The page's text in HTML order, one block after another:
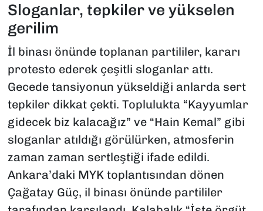
Sloganlar, tepkiler ve yükselen
gerilim
İl binası önünde toplanan partililer, kararı
protesto ederek çeşitli sloganlar attı.
Gecede tansiyonun yükseldiği anlarda sert
tepkiler dikkat çekti. Toplulukta “Kayyumlar
gidecek biz kalacağız” ve “Hain Kemal” gibi
sloganlar atıldığı görülürken, atmosferin
zaman zaman sertleştiği ifade edildi.
Ankara’daki MYK toplantısından dönen
Çağatay Güç, il binası önünde partililer